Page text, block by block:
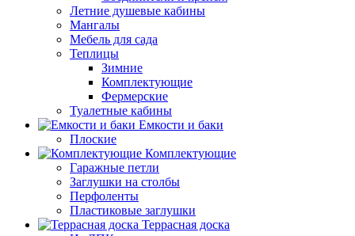
Летние душевые кабины
Мангалы
Мебель для сада
Теплицы
Зимние
Комплектующие
Фермерские
Туалетные кабины
Емкости и баки
Плоские
Комплектующие
Гаражные петли
Заглушки на столбы
Перфоленты
Пластиковые заглушки
Террасная доска